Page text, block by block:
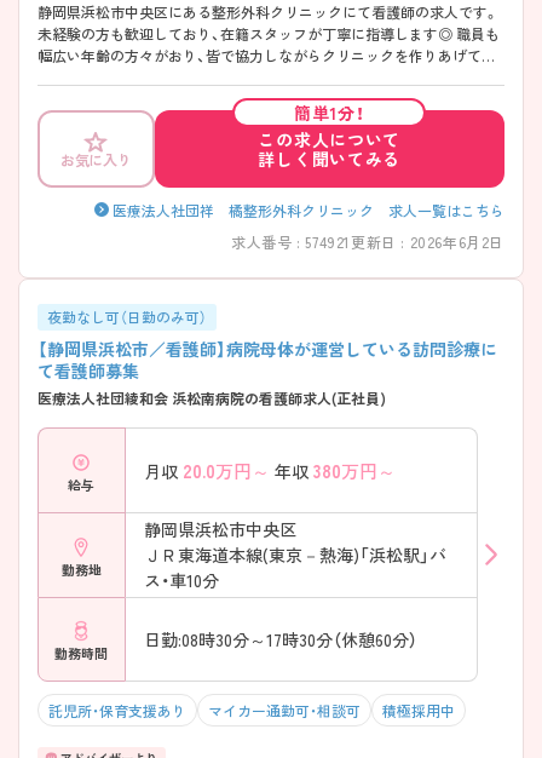
静岡県浜松市中央区にある整形外科クリニックにて看護師の求人です。
未経験の方も歓迎しており、在籍スタッフが丁寧に指導します◎ 職員も
幅広い年齢の方々がおり、皆で協力しながらクリニックを作りあげてい
お気に入り
簡単1分！
この求人について
詳しく聞いてみる
医療法人社団祥 橘整形外科クリニック 求人一覧はこちら
求人番号 : 574921 更新日 : 2026年6月2日
夜勤なし可（日勤のみ可）
【静岡県浜松市／看護師】病院母体が運営している訪問診療に
て看護師募集
医療法人社団綾和会 浜松南病院の看護師求人(正社員)
給与
月収 20.0万円～ 年収 380万円～
勤務地
静岡県浜松市中央区
ＪＲ東海道本線(東京－熱海)「浜松駅」バ
ス・車10分
勤務時間
日勤:08時30分～17時30分（休憩60分）
託児所・保育支援あり マイカー通勤可・相談可 積極採用中